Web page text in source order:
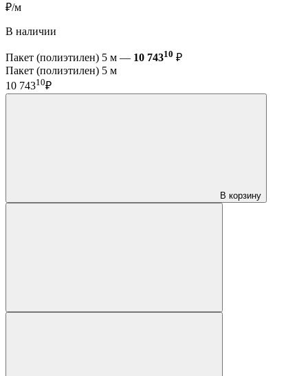
₽/м
В наличии
Пакет (полиэтилен) 5 м — 10 74310 ₽
Пакет (полиэтилен) 5 м
10 74310₽
В корзину